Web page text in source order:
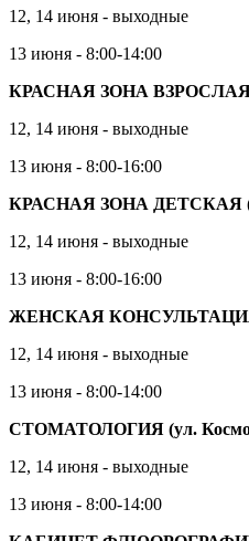
12, 14 июня - выходные
13 июня - 8:00-14:00
КРАСНАЯ ЗОНА ВЗРОСЛАЯ
12, 14 июня - выходные
13 июня - 8:00-16:00
КРАСНАЯ ЗОНА ДЕТСКАЯ
12, 14 июня - выходные
13 июня - 8:00-16:00
ЖЕНСКАЯ КОНСУЛЬТАЦИЯ
12, 14 июня - выходные
13 июня - 8:00-14:00
СТОМАТОЛОГИЯ (ул.
12, 14 июня - выходные
13 июня - 8:00-14:00